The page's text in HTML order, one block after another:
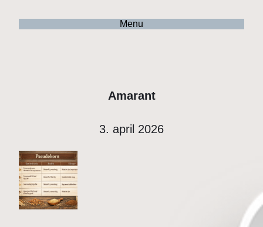
Menu
Amarant
3. april 2026